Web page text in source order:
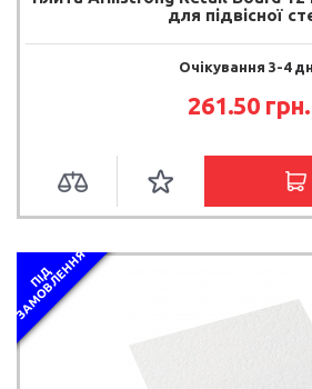
для підвісної
Очікування 3-4
261.50 грн.
П
І
Д
З
А
М
О
В
Л
Е
Н
Н
Я